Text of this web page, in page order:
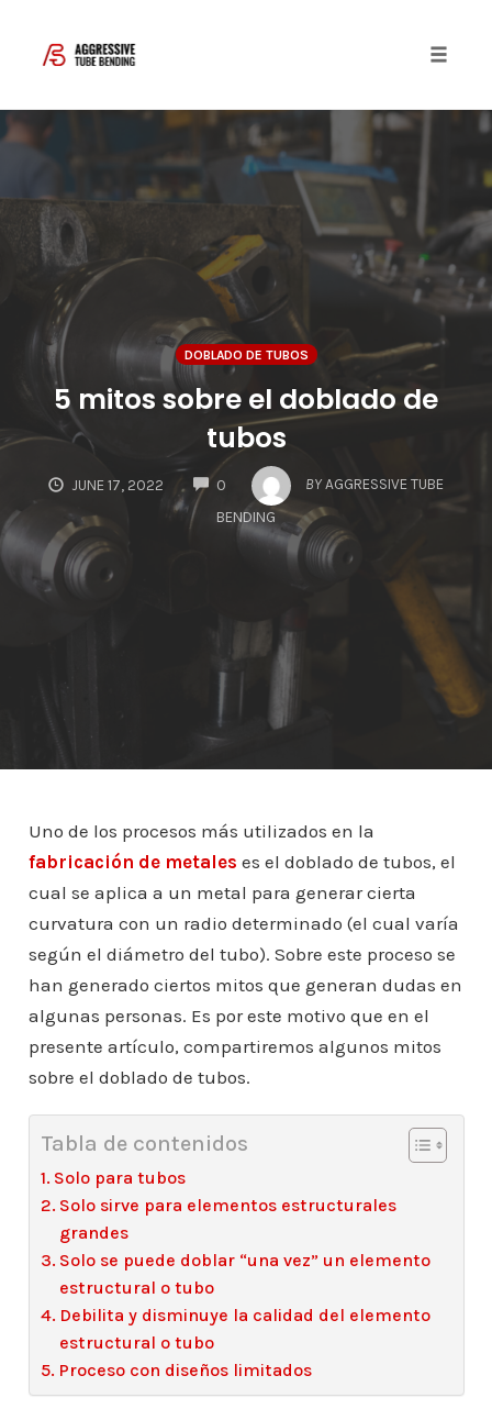
Skip
DOBLADO DE TUBOS
5 mitos sobre el doblado de
tubos
JUNE 17, 2022 0
COMMENTS
BY AGGRESSIVE TUBE
BENDING
Uno de los procesos más utilizados en la
fabricación de metales es el doblado de tubos, el
cual se aplica a un metal para generar cierta
curvatura con un radio determinado (el cual varía
según el diámetro del tubo). Sobre este proceso se
han generado ciertos mitos que generan dudas en
algunas personas. Es por este motivo que en el
presente artículo, compartiremos algunos mitos
sobre el doblado de tubos.
Tabla de contenidos
Solo para tubos
Solo sirve para elementos estructurales
grandes
Solo se puede doblar “una vez” un elemento
estructural o tubo
Debilita y disminuye la calidad del elemento
estructural o tubo
Proceso con diseños limitados